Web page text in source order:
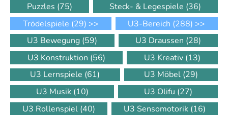
Puzzles (75) Steck- & Legespiele (36)
Trödelspiele (29) >> U3-Bereich (288) >>
U3 Bewegung (59) U3 Draussen (28)
U3 Konstruktion (56) U3 Kreativ (13)
U3 Lernspiele (61) U3 Möbel (29)
U3 Musik (10) U3 Olifu (27)
U3 Rollenspiel (40) U3 Sensomotorik (16)